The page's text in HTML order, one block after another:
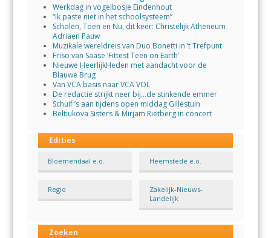
Werkdag in vogelbosje Eindenhout
“Ik paste niet in het schoolsysteem”
Scholen, Toen en Nu, dit keer: Christelijk Atheneum
Adriaen Pauw
Muzikale wereldreis van Duo Bonetti in ’t Trefpunt
Friso van Saase ‘Fittest Teen on Earth’
Nieuwe HeerlijkHeden met aandacht voor de
Blauwe Brug
Van VCA basis naar VCA VOL
De redactie strijkt neer bij…de stinkende emmer
Schuif ’s aan tijdens open middag Gillestuin
Beltiukova Sisters & Mirjam Rietberg in concert
Edities
Bloemendaal e.o. Heemstede e.o.
Regio
Zakelijk-Nieuws-
Landelijk
Zoeken